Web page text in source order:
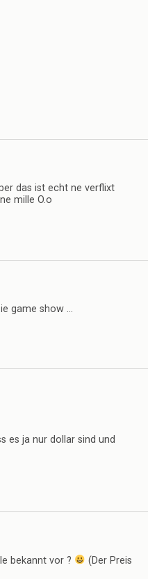
das ist echt ne verflixt
mille O.o
game show …
es ja nur dollar sind und
bekannt vor ?
(Der Preis